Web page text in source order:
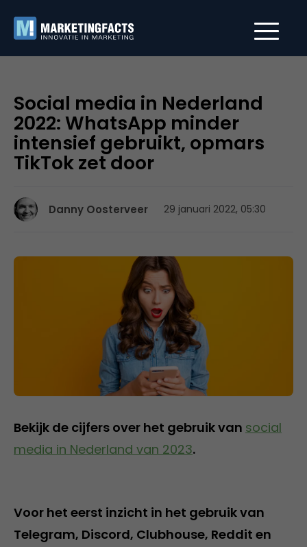
Social media in Nederland
2022: WhatsApp minder
intensief gebruikt, opmars
TikTok zet door
Danny Oosterveer 29 januari 2022, 05:30
Bekijk de cijfers over het gebruik van social
media in Nederland van 2023.
Voor het eerst inzicht in het gebruik van
Telegram, Discord, Clubhouse, Reddit en